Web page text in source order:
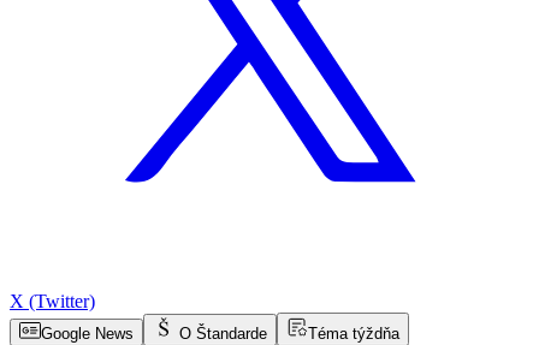
X (Twitter)
Google News O Štandarde
Téma týždňa